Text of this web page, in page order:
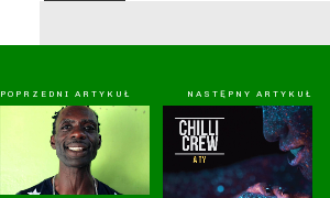
POPRZEDNI ARTYKUŁ NASTĘPNY ARTYKUŁ